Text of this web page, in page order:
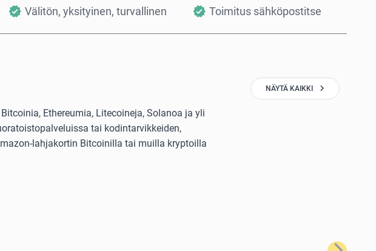
Välitön, yksityinen, turvallinen Toimitus sähköpostitse
Ethereumia, Litecoineja, Solanoa ja yli
tai kodintarvikkeiden,
lahjakortin Bitcoinilla tai muilla kryptoilla
NÄYTÄ KAIKKI